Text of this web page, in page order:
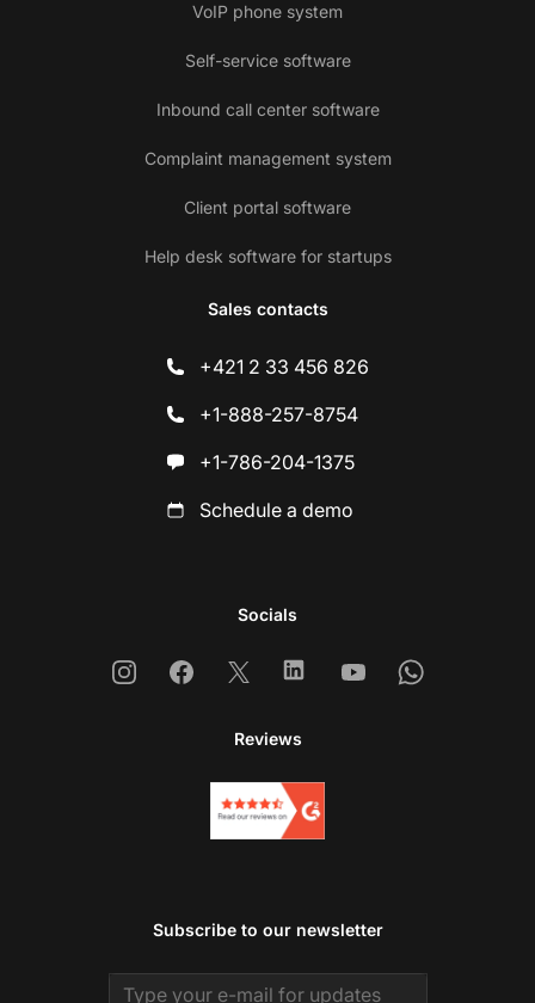
VoIP phone system
Self-service software
Inbound call center software
Complaint management system
Client portal software
Help desk software for startups
Sales contacts
+421 2 33 456 826
+1-888-257-8754
+1-786-204-1375
Schedule a demo
Socials
InstagramFacebook
X LinkedinYoutubeWhatsapp
Reviews
Subscribe to our newsletter
Email address